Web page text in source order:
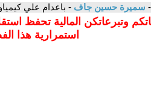
- سميرة حسين جاف - باعدام علي
وتبرعاتكن المالية تحفظ
استمرارية هذا